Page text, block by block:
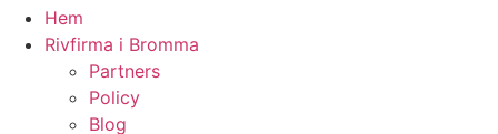
Hem
Rivfirma i Bromma
Partners
Policy
Blog